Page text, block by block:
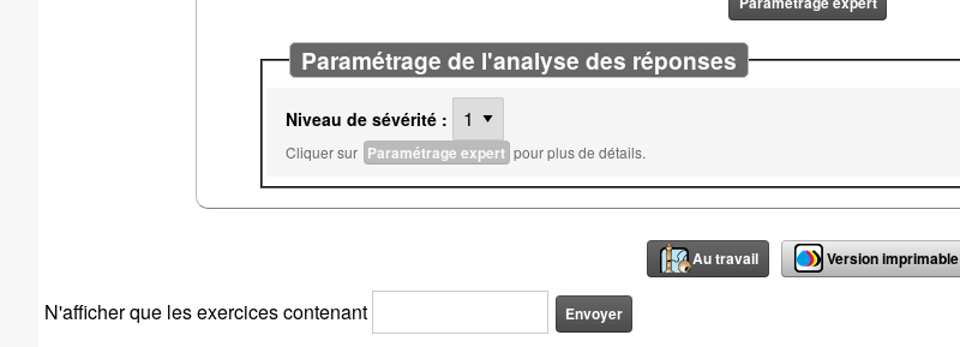
Paramétrage de l'analyse des réponses
Niveau de sévérité :
Cliquer sur Paramétrage expert pour plus de détails.
Au travail Version imprimable
N'afficher que les exercices contenant